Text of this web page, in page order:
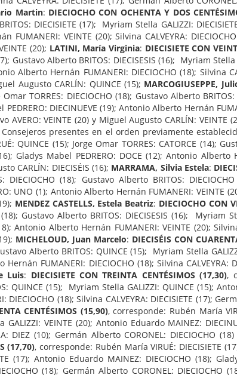
Martin: DIECIOCHO CON OCHENTA Y DOS
DIECISIETE (17); Myriam Stella GALIZZI:
FUMANERI: VEINTE (20); Silvina CALVEYRA:
(20); LATINI, María Virginia: DIECISIETE CON
Gustavo Alberto BRITOS: DIECISESIS (16); Myriam
Alberto Hernán FUMANERI: DIECIOCHO (18); Silvina
Augusto CARLÍN: QUINCE (15); MARCOGIUSEPPE,
TORRES: DIECIOCHO (18); Gustavo Alberto
PEDRERO: DIECINUEVE (19); Antonio Alberto Hernán
AVERO: VEINTE (20) y Miguel Augusto CARLÍN:
presentes en el orden previamente
QUINCE (15); Jorge Omar TORRES: CATORCE (14);
Gladys Mabel PEDRERO: DOCE (12); Antonio
CARLÍN: DIECISÉIS (16); MARRAMA, Silvia Estela:
DIECIOCHO (18); Gustavo Alberto BRITOS:
UNO (1); Antonio Alberto Hernán FUMANERI: VEINTE
MENDEZ CASTELLS, Estela Beatriz: DIECIOCHO CON
Gustavo Alberto BRITOS: DIECISESIS (16); Myriam
Antonio Alberto Hernán FUMANERI: VEINTE (20);
MICHELOUD, Juan Marcelo: DIECISÉIS CON
Alberto BRITOS: QUINCE (15); Myriam Stella
Hernán FUMANERI: DIECIOCHO (18); Silvina
Luis: DIECISIETE CON TREINTA CENTÉSIMOS (17,30),
QUINCE (15); Myriam Stella GALIZZI: QUINCE (15);
(18); Silvina CALVEYRA: DIECISIETE (17);
CENTÉSIMOS (15,90), corresponde: Rubén María
GALIZZI: VEINTE (20); Antonio Eduardo MAINEZ:
DIEZ (10); Germán Alberto CORONEL: DIECIOCHO
(17,70), corresponde: Rubén María VIRUÉ: DIECISIETE
(17); Antonio Eduardo MAINEZ: DIECIOCHO (18);
(18); Germán Alberto CORONEL: DIECIOCHO